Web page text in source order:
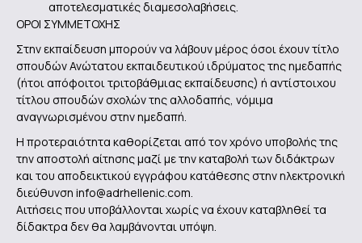
αποτελεσματικές διαμεσολαβήσεις.
ΟΡΟΙ ΣΥΜΜΕΤΟΧΗΣ
Στην εκπαίδευση μπορούν να λάβουν μέρος όσοι έχουν τίτλο
σπουδών Ανώτατου εκπαιδευτικού ιδρύματος της ημεδαπής
(ήτοι απόφοιτοι τριτοβάθμιας εκπαίδευσης) ή αντίστοιχου
τίτλου σπουδών σχολών της αλλοδαπής, νόμιμα
αναγνωρισμένου στην ημεδαπή.
Η προτεραιότητα καθορίζεται από τον χρόνο υποβολής της
την αποστολή αίτησης μαζί με την καταβολή των διδάκτρων
και του αποδεικτικού εγγράφου κατάθεσης στην ηλεκτρονική
διεύθυνση info@adrhellenic.com.
Αιτήσεις που υποβάλλονται χωρίς να έχουν καταβληθεί τα
δίδακτρα δεν θα λαμβάνονται υπόψη.